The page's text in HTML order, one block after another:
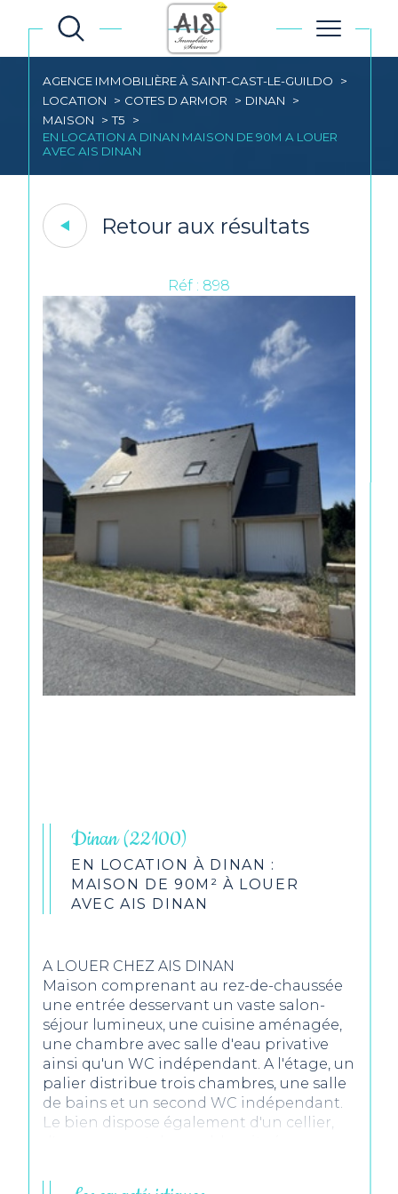
AGENCE IMMOBILIÈRE À SAINT-CAST-LE-GUILDO
LOCATION
COTES D ARMOR
DINAN
MAISON
T5
EN LOCATION A DINAN MAISON DE 90M A LOUER
AVEC AIS DINAN
Retour aux résultats
Réf : 898
Dinan (22100)
EN LOCATION À DINAN :
MAISON DE 90M² À LOUER
AVEC AIS DINAN
A LOUER CHEZ AIS DINAN
Maison comprenant au rez-de-chaussée
une entrée desservant un vaste salon-
séjour lumineux, une cuisine aménagée,
une chambre avec salle d'eau privative
ainsi qu'un WC indépendant. A l'étage, un
palier distribue trois chambres, une salle
de bains et un second WC indépendant.
Le bien dispose également d'un cellier,
supplémentaire. L'ensemble est édifié sur